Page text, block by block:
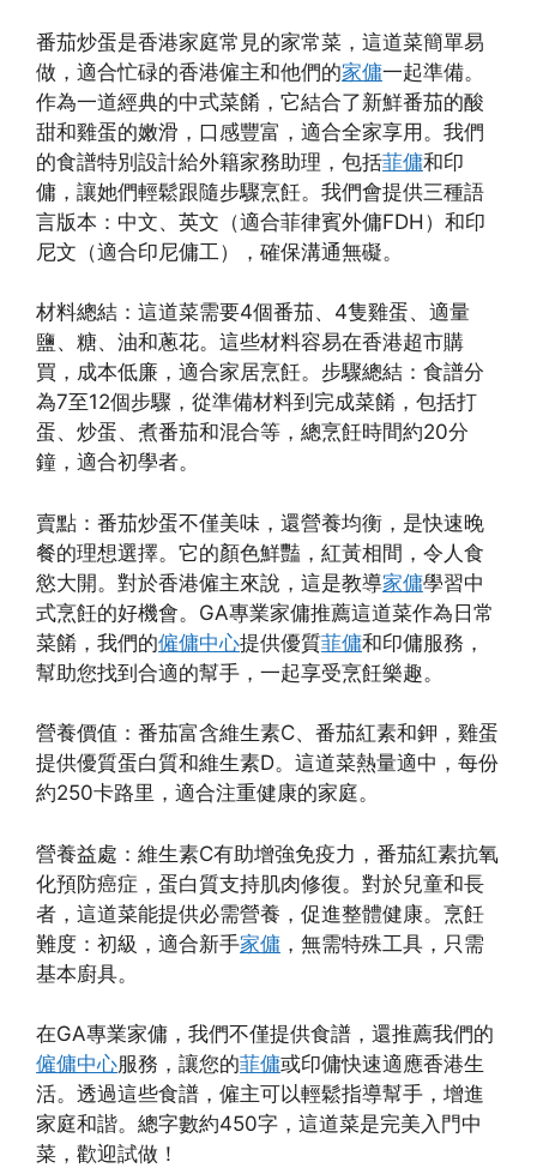
番茄炒蛋是香港家庭常見的家常菜，這道菜簡單易
做，適合忙碌的香港僱主和他們的家傭一起準備。
作為一道經典的中式菜餚，它結合了新鮮番茄的酸
甜和雞蛋的嫩滑，口感豐富，適合全家享用。我們
的食譜特別設計給外籍家務助理，包括菲傭和印
傭，讓她們輕鬆跟隨步驟烹飪。我們會提供三種語
言版本：中文、英文（適合菲律賓外傭FDH）和印
尼文（適合印尼傭工），確保溝通無礙。
材料總結：這道菜需要4個番茄、4隻雞蛋、適量
鹽、糖、油和蔥花。這些材料容易在香港超市購
買，成本低廉，適合家居烹飪。步驟總結：食譜分
為7至12個步驟，從準備材料到完成菜餚，包括打
蛋、炒蛋、煮番茄和混合等，總烹飪時間約20分
鐘，適合初學者。
賣點：番茄炒蛋不僅美味，還營養均衡，是快速晚
餐的理想選擇。它的顏色鮮豔，紅黃相間，令人食
慾大開。對於香港僱主來說，這是教導家傭學習中
式烹飪的好機會。GA專業家傭推薦這道菜作為日常
菜餚，我們的僱傭中心提供優質菲傭和印傭服務，
幫助您找到合適的幫手，一起享受烹飪樂趣。
營養價值：番茄富含維生素C、番茄紅素和鉀，雞蛋
提供優質蛋白質和維生素D。這道菜熱量適中，每份
約250卡路里，適合注重健康的家庭。
營養益處：維生素C有助增強免疫力，番茄紅素抗氧
化預防癌症，蛋白質支持肌肉修復。對於兒童和長
者，這道菜能提供必需營養，促進整體健康。烹飪
難度：初級，適合新手家傭 ，無需特殊工具，只需
基本廚具。
在GA專業家傭，我們不僅提供食譜，還推薦我們的
僱傭中心服務，讓您的菲傭或印傭快速適應香港生
活。透過這些食譜，僱主可以輕鬆指導幫手，增進
家庭和諧。總字數約450字，這道菜是完美入門中
菜，歡迎試做！